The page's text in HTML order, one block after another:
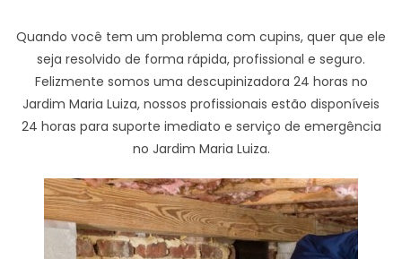
Quando você tem um problema com cupins, quer que ele
seja resolvido de forma rápida, profissional e seguro.
Felizmente somos uma descupinizadora 24 horas no
Jardim Maria Luiza, nossos profissionais estão disponíveis
24 horas para suporte imediato e serviço de emergência
no Jardim Maria Luiza.